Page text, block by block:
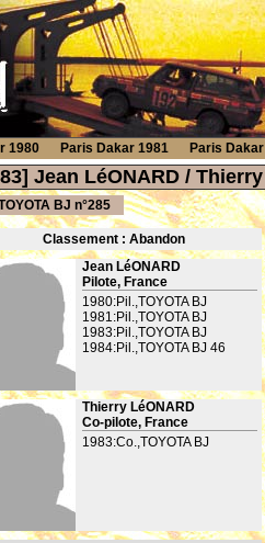
Jean LéONARD /
BJ n°285
Classement : Abandon
Jean LéONARD
Pilote, France
1980:Pil.,TOYOTA BJ
1981:Pil.,TOYOTA BJ
1983:Pil.,TOYOTA BJ
1984:Pil.,TOYOTA BJ 46
Thierry LéONARD
Co-pilote, France
1983:Co.,TOYOTA BJ
1980 Paris Dakar 1981 Paris